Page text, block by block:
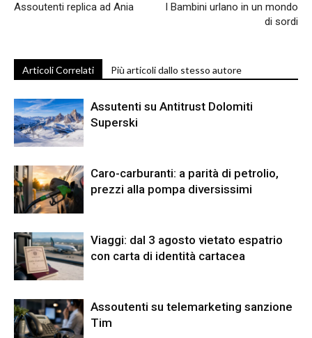
Assoutenti replica ad Ania
I Bambini urlano in un mondo
di sordi
Articoli Correlati Più articoli dallo stesso autore
Assutenti su Antitrust Dolomiti
Superski
Caro-carburanti: a parità di petrolio,
prezzi alla pompa diversissimi
Viaggi: dal 3 agosto vietato espatrio
con carta di identità cartacea
Assoutenti su telemarketing sanzione
Tim